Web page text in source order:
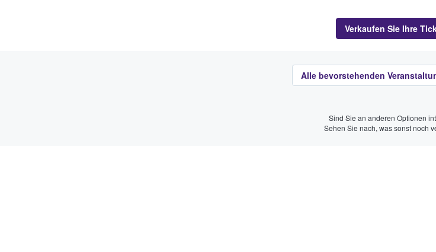
Verkaufen Sie Ihre
Alle bevorstehenden
Sind Sie an anderen Optionen
Sehen Sie nach, was sonst noch